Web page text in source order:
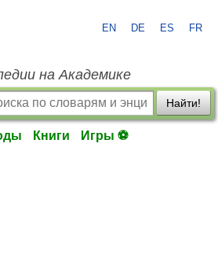
EN DE ES FR
на Академике
Найти!
Книги Игры ⚽